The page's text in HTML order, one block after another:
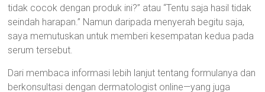
tidak cocok dengan produk ini?” atau “Tentu saja hasil tidak
seindah harapan.” Namun daripada menyerah begitu saja,
saya memutuskan untuk memberi kesempatan kedua pada
serum tersebut.
Dari membaca informasi lebih lanjut tentang formulanya dan
berkonsultasi dengan dermatologist online—yang juga